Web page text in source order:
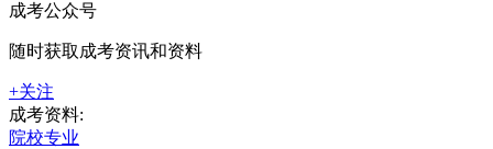
成考公众号
随时获取成考资讯和资料
+关注
成考资料:
院校专业